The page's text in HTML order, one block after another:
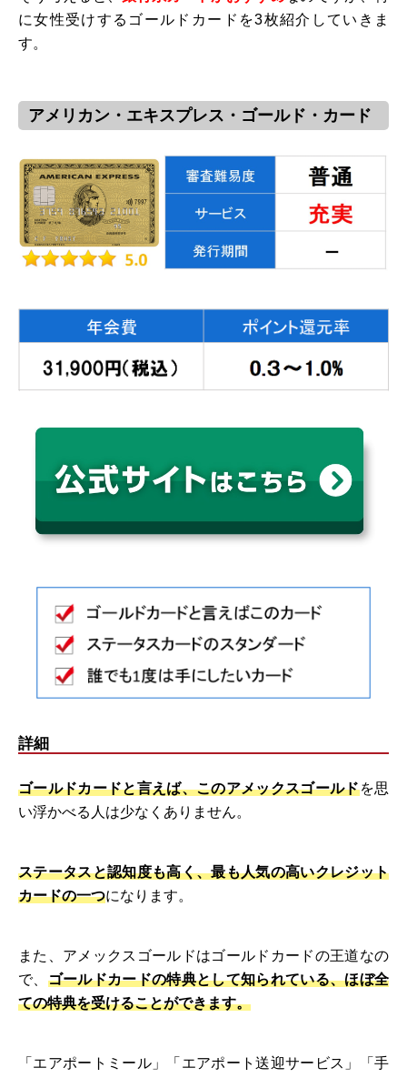
に女性受けするゴールドカードを3枚紹介していきま
す。
アメリカン・エキスプレス・ゴールド・カード
詳細
ゴールドカードと言えば、このアメックスゴールドを思
い浮かべる人は少なくありません。
ステータスと認知度も高く、最も人気の高いクレジット
カードの一つになります。
また、アメックスゴールドはゴールドカードの王道なの
で、 ゴールドカードの特典として知られている、ほぼ全
ての特典を受けることができます。
「エアポートミール」「エアポート送迎サービス」「手